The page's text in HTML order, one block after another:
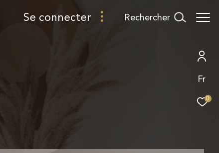
Fr
0
se connecter rechercher